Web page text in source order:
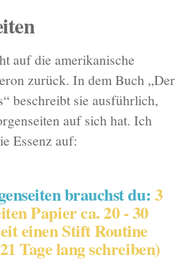
auf die amerikanische
zurück. In dem Buch „Der
beschreibt sie ausführlich,
auf sich hat. Ich
Essenz auf:
brauchst du: 3
Papier ca. 20 - 30
einen Stift Routine
Tage lang schreiben)